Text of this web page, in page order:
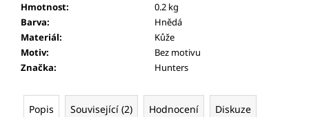
Hmotnost:
0.2 kg
Barva:
Hnědá
Materiál:
Kůže
Motiv:
Bez motivu
Značka: Hunters
Popis Související (2) Hodnocení Diskuze